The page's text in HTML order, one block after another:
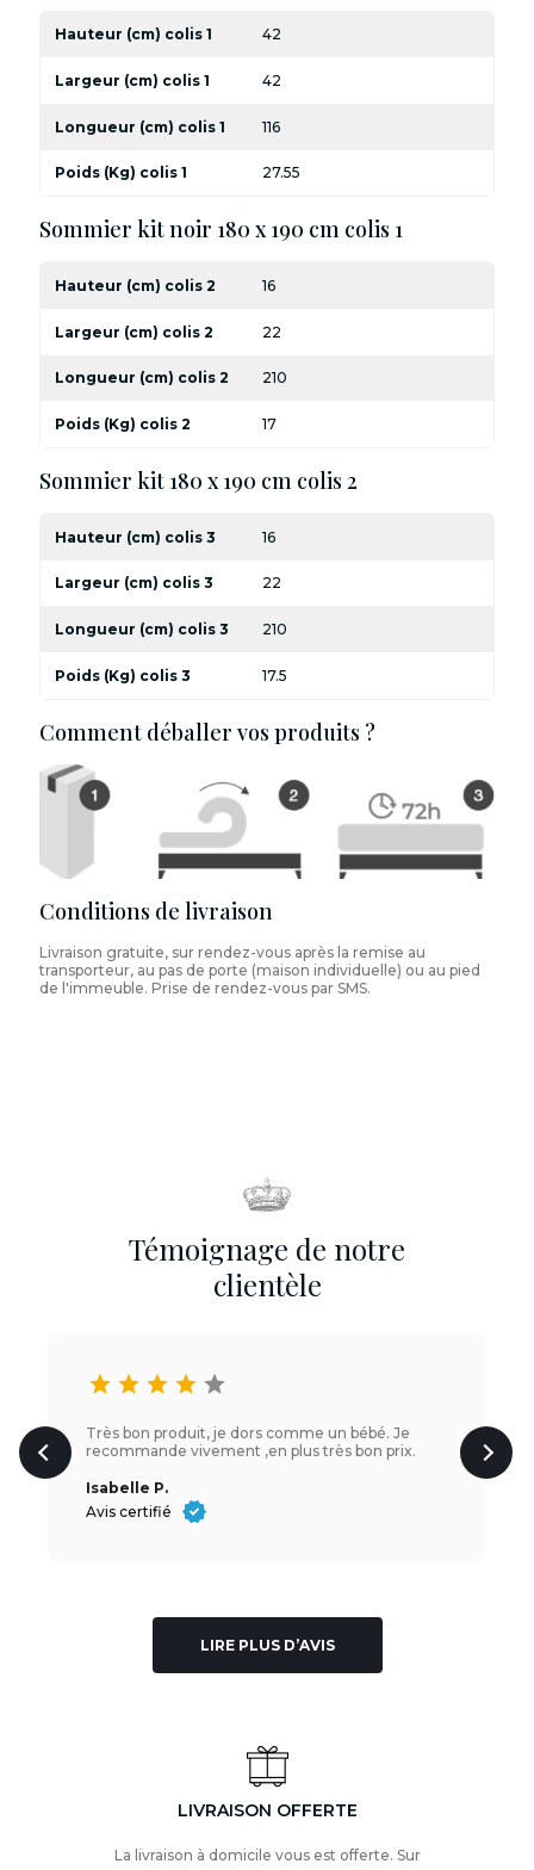
Hauteur (cm) colis 1 42
Largeur (cm) colis 1 42
Longueur (cm) colis 1 116
Poids (Kg) colis 1 27.55
Sommier kit noir 180 x 190 cm colis 1
Hauteur (cm) colis 2 16
Largeur (cm) colis 2 22
Longueur (cm) colis 2 210
Poids (Kg) colis 2 17
Sommier kit 180 x 190 cm colis 2
Hauteur (cm) colis 3 16
Largeur (cm) colis 3 22
Longueur (cm) colis 3 210
Poids (Kg) colis 3 17.5
Comment déballer vos produits ?
Conditions de livraison
Livraison gratuite, sur rendez-vous après la remise au
transporteur, au pas de porte (maison individuelle) ou au pied
de l'immeuble. Prise de rendez-vous par SMS.
Témoignage de notre
clientèle
star star star star star
Très bon produit, je dors comme un bébé. Je
recommande vivement ,en plus très bon prix.
Isabelle P.
Avis certifié
LIRE PLUS D’AVIS
LIVRAISON OFFERTE
La livraison à domicile vous est offerte. Sur